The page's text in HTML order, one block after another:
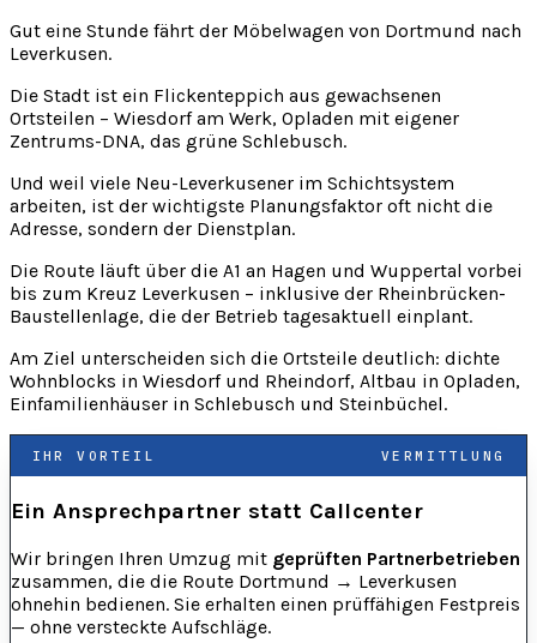
Gut eine Stunde fährt der Möbelwagen von Dortmund nach
Leverkusen.
Die Stadt ist ein Flickenteppich aus gewachsenen
Ortsteilen – Wiesdorf am Werk, Opladen mit eigener
Zentrums-DNA, das grüne Schlebusch.
Und weil viele Neu-Leverkusener im Schichtsystem
arbeiten, ist der wichtigste Planungsfaktor oft nicht die
Adresse, sondern der Dienstplan.
Die Route läuft über die A1 an Hagen und Wuppertal vorbei
bis zum Kreuz Leverkusen – inklusive der Rheinbrücken-
Baustellenlage, die der Betrieb tagesaktuell einplant.
Am Ziel unterscheiden sich die Ortsteile deutlich: dichte
Wohnblocks in Wiesdorf und Rheindorf, Altbau in Opladen,
Einfamilienhäuser in Schlebusch und Steinbüchel.
IHR VORTEIL VERMITTLUNG
Ein Ansprechpartner statt Callcenter
Wir bringen Ihren Umzug mit geprüften Partnerbetrieben
zusammen, die die Route Dortmund → Leverkusen
ohnehin bedienen. Sie erhalten einen prüffähigen Festpreis
— ohne versteckte Aufschläge.